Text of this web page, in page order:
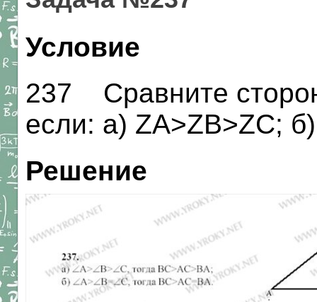
Условие
237 Сравните
если: a) ZA>ZB>ZC;
Решение